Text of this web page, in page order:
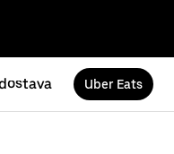
Uber Eats